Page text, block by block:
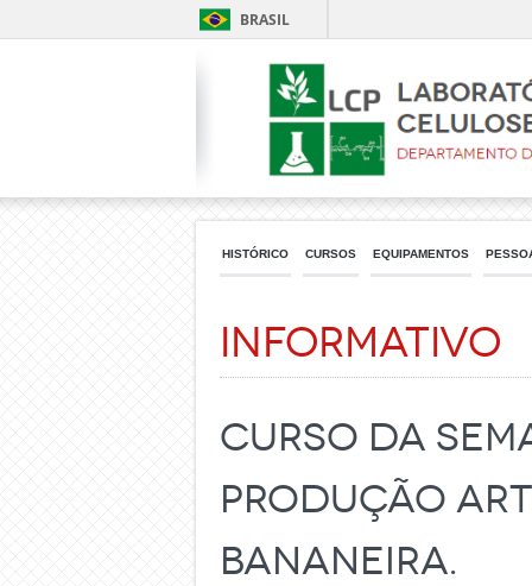
BRASIL
HISTÓRICO CURSOS EQUIPAMENTOS
Informativo
Curso da
Produção
bananeira.